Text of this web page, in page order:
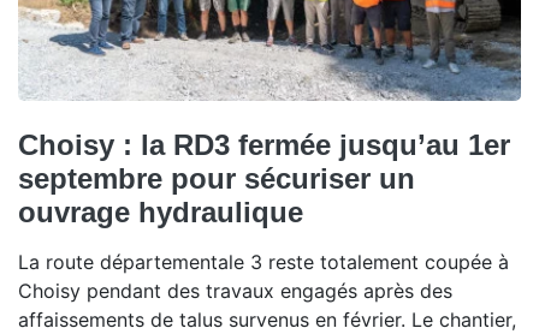
Choisy : la RD3 fermée jusqu’au 1er
septembre pour sécuriser un
ouvrage hydraulique
La route départementale 3 reste totalement coupée à
Choisy pendant des travaux engagés après des
affaissements de talus survenus en février. Le chantier,